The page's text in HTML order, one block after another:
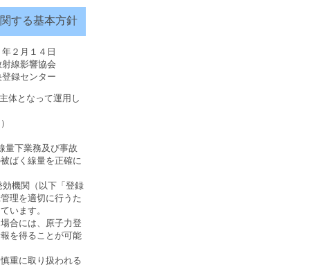
する基本方針
２月１４日
線影響協会
録センター
体となって運用し
量下業務及び事故
ばく線量を正確に
機関（以下「登録
理を適切に行うた
います。
合には、原子力登
を得ることが可能
重に取り扱われる